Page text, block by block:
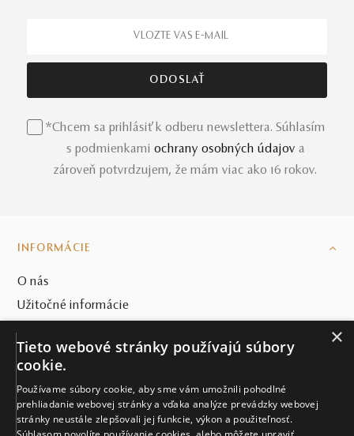
*Chcem sa prihlásiť k odberu newslettera. Súhlasím
s podmienkami ochrany osobných údajov a
zároveň potvrdzujem, že mám viac ako 16 rokov.
INFORMÁCIE
O nás
Užitočné informácie
Blog
SVET MIKUŠ DIAMONDS
VŠETKO O NÁKUPE
×
Tieto webové stránky používajú súbory
cookie.
Používame súbory cookie, aby sme vám umožnili pohodlné
prehliadanie webovej stránky a vďaka analýze prevádzky webovej
stránky neustále zlepšovali jej funkcie, výkon a použiteľnosť.